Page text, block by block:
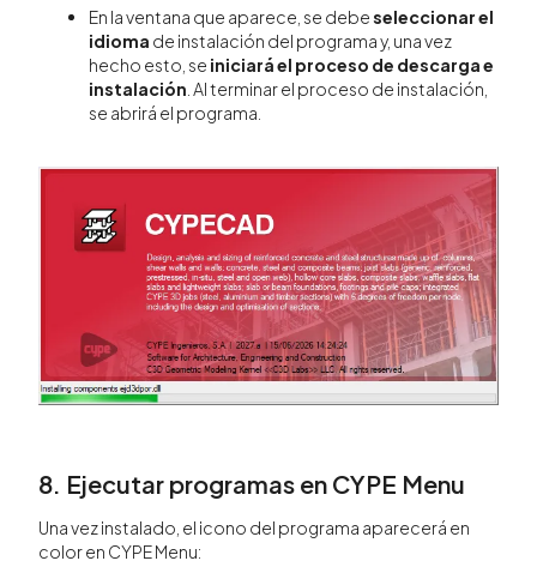
En la ventana que aparece, se debeseleccionar el
idioma de instalación del programa y, una vez
hecho esto, se iniciará el proceso de descarga e
instalación . Al terminar el proceso de instalación,
se abrirá el programa.
8. Ejecutar programas en CYPE Menu
Una vez instalado, el icono del programa aparecerá en
color en CYPE Menu: